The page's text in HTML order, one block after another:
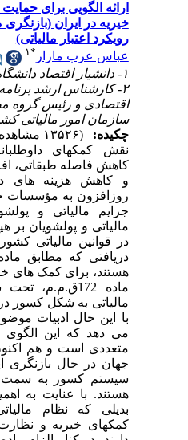
ارائه الگویی برای حمایت
رویکرد اعتبار مالیاتی)
عباس عرب مازار * ۱
۲- کارشناس ارشد
اقتصادی و رئیس گروه
سازمان امور مالیاتی
چکیده:
نقش کمکهای
کاهش فاصله طبقاتی،
و کاهش هزینه های
روزافزون به مؤسسات
جرایم مالیاتی و
مالیاتی و پولشویان بر
در قوانین مالیاتی
هستند، برای کمک های
ماده 172ق.م.م،
مالیاتی به شکل کسور
با این حال ادبیات
می دهد که این الگوی
متعددی است و هم
جهان در حال بازنگری
سیستم کسور به سمت
هستند. با عنایت به
بدیلی که نظام
کمکهای خیریه و